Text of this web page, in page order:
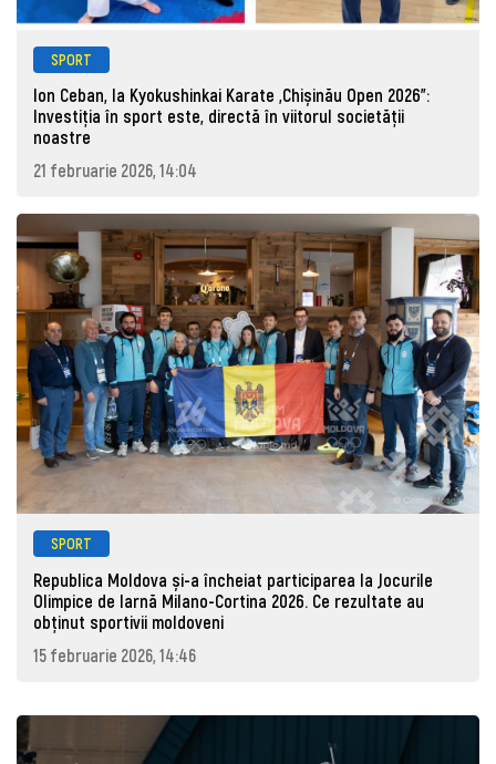
SPORT
Ion Ceban, la Kyokushinkai Karate „Chișinău Open 2026”:
Investiția în sport este, directă în viitorul societății
noastre
21 februarie 2026, 14:04
SPORT
Republica Moldova și-a încheiat participarea la Jocurile
Olimpice de Iarnă Milano-Cortina 2026. Ce rezultate au
obținut sportivii moldoveni
15 februarie 2026, 14:46